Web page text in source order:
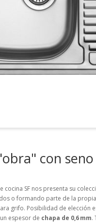
con
cocina SF nos presenta su
o formando parte de la
grifo. Posibilidad de elección
espesor de chapa de 0,6 mm.